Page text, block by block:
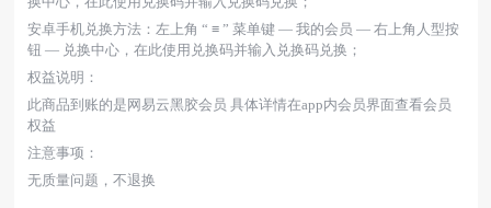
安卓手机兑换方法：左上角 “ ≡ ” 菜单键 — 我的会员 — 右上角人型按
钮 — 兑换中心，在此使用兑换码并输入兑换码兑换；
权益说明：
此商品到账的是网易云黑胶会员 具体详情在app内会员界面查看会员
权益
注意事项：
无质量问题，不退换